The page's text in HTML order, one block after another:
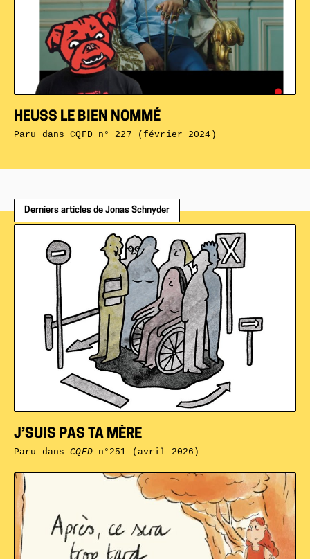
HEUSS LE BIEN NOMMÉ
Paru dansCQFD n° 227 (février 2024)
Derniers articles de Jonas Schnyder
J’SUIS PAS TA MÈRE
Paru dansCQFDn°251 (avril 2026)